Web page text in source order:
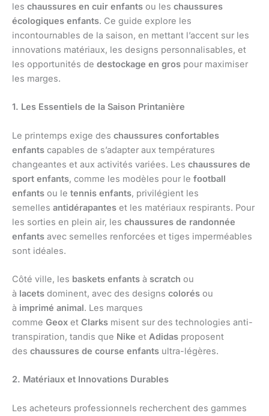
les chaussures en cuir enfants ou les chaussures
écologiques enfants. Ce guide explore les
incontournables de la saison, en mettant l’accent sur les
innovations matériaux, les designs personnalisables, et
les opportunités de destockage en gros pour maximiser
les marges.
1. Les Essentiels de la Saison Printanière
Le printemps exige des chaussures confortables
enfants capables de s’adapter aux températures
changeantes et aux activités variées. Les chaussures de
sport enfants, comme les modèles pour le football
enfants ou le tennis enfants, privilégient les
semelles antidérapantes et les matériaux respirants. Pour
les sorties en plein air, les chaussures de randonnée
enfants avec semelles renforcées et tiges imperméables
sont idéales.
Côté ville, les baskets enfants à scratch ou
à lacets dominent, avec des designs colorés ou
à imprimé animal. Les marques
comme Geox et Clarks misent sur des technologies anti-
transpiration, tandis que Nike et Adidas proposent
des chaussures de course enfants ultra-légères.
2. Matériaux et Innovations Durables
Les acheteurs professionnels recherchent des gammes